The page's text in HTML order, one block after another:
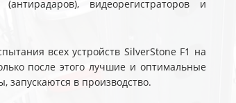
(антирадаров), видеорегистраторов и
всех устройств SilverStone F1 на
после этого лучшие и оптимальные
запускаются в производство.